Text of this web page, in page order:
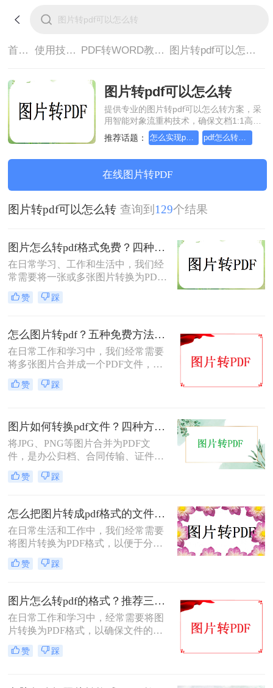
首页> 使用技巧> PDF转WORD教程> 图片转pdf可以怎么转
图片转pdf可以怎么转
提供专业的图片转pdf可以怎么转方案，采
用智能对象流重构技术，确保文档1:1高保
真还原且排版不乱码。支持一键批量处
理，全链路 SSL 加密保障隐私安全。助您
装，高效办公。
推荐话题： 怎么实现pdf转Word？详细方法教学 pdf怎么转换成word？方法详细解析
在线图片转PDF
图片转pdf可以怎么转 查询到 129个结果
图片怎么转pdf格式免费？四种方法对比与实操指南（附详细表格）!
在日常学习、工作和生活中，我们经
常需要将一张或多张图片转换为PDF
格式，以便于分享、存档或打印。无
论是整理电子相册、提交证件照，还
都十分常见。为了帮你快速选出最适
合自己的转换方式，下表汇总了四种
主流免费方法的核心差异：
赞 踩
怎么图片转pdf？五种免费方法对比与实操指南（附详细表格）！
在日常工作和学习中，我们经常需要
将多张图片合并成一个PDF文件，以
便于分享、存档或打印。无论是制作
电子相册、整理工作截图、提交证件
出最适合自己的转换方式，下表汇总
了五种主流方法的核心差异：
赞 踩
图片如何转换pdf文件？四种方法实测对比，附各场景最优选！
将JPG、PNG等图片合并为PDF文
件，是办公归档、合同传输、证件提
交中经常遇到的需求。但不同方法在
转换质量、操作效率、数据安全方面
模糊、页面错位，甚至隐私泄露。本
文基于实际测试，对比四种主流图片
转PDF方案，按场景给出明确建议，
帮你少走弯路。
赞 踩
怎么把图片转成pdf格式的文件？尝试下面三种方法！
在日常生活和工作中，我们经常需要
将图片转换为PDF格式，以便于分
享、打印或归档。那么怎么把图片转
成pdf格式的文件呢？本文将介绍三种
方法都有其特点和适用场景，您可以
根据自己的需求选择最合适的方式。
赞 踩
图片怎么转pdf的格式？推荐三种实用的方法！
在日常工作和学习中，经常需要将图
片转换为PDF格式，以确保文件的格
式和排版保持不变，同时方便分享和
传递。那么图片怎么转PDF的格式
赞 踩